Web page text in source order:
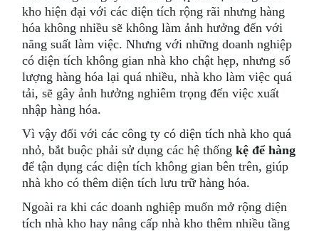
kho hiện đại với các diện tích rộng rãi nhưng hàng
hóa không nhiều sẽ không làm ảnh hưởng đến với
năng suất làm việc. Nhưng với những doanh nghiệp
có diện tích không gian nhà kho chật hẹp, nhưng số
lượng hàng hóa lại quá nhiều, nhà kho làm việc quá
tải, sẽ gây ảnh hưởng nghiêm trọng đến việc xuất
nhập hàng hóa.
Vì vậy đối với các công ty có diện tích nhà kho quá
nhỏ, bắt buộc phải sử dụng các hệ thốngkệ để hàng
để tận dụng các diện tích không gian bên trên, giúp
nhà kho có thêm diện tích lưu trữ hàng hóa.
Ngoài ra khi các doanh nghiệp muốn mở rộng diện
tích nhà kho hay nâng cấp nhà kho thêm nhiều tầng